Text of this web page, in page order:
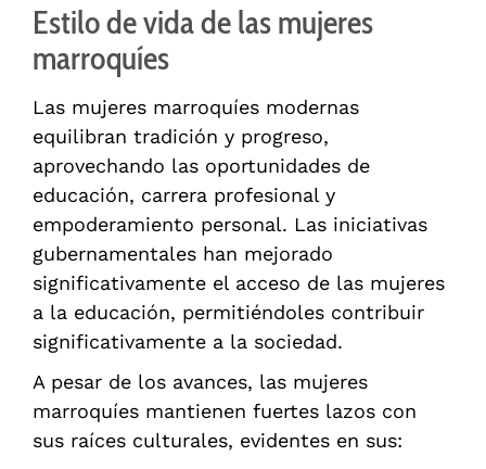
Estilo de vida de las mujeres
marroquíes
Las mujeres marroquíes modernas
equilibran tradición y progreso,
aprovechando las oportunidades de
educación, carrera profesional y
empoderamiento personal. Las iniciativas
gubernamentales han mejorado
significativamente el acceso de las mujeres
a la educación, permitiéndoles contribuir
significativamente a la sociedad.
A pesar de los avances, las mujeres
marroquíes mantienen fuertes lazos con
sus raíces culturales, evidentes en sus: